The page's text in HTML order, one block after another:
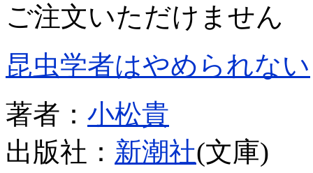
ご注文いただけません
昆虫学者はやめられない
著者： 小松貴
出版社： 新潮社(文庫)